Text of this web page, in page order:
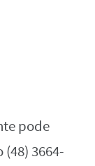
pode
3664-